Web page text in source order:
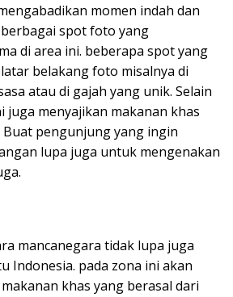
momen indah dan
spot foto yang
di area ini. beberapa spot yang
belakang foto misalnya di
atau di gajah yang unik. Selain
juga menyajikan makanan khas
Buat pengunjung yang ingin
lupa juga untuk mengenakan
mancanegara tidak lupa juga
Indonesia. pada zona ini akan
khas yang berasal dari